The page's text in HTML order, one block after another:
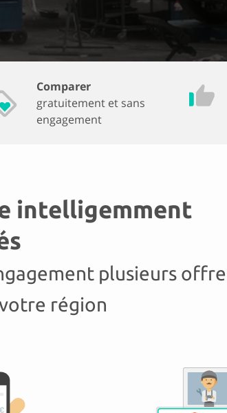
Comparer
gratuitement et sans
engagement
intelligemment
plusieurs
région